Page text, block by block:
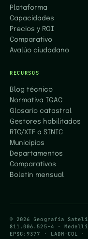
Plataforma
Capacidades
Precios y ROI
Comparativo
Avalúo ciudadano
RECURSOS
Blog técnico
Normativa IGAC
Glosario catastral
Gestores habilitados
RIC/XTF a SINIC
Municipios
Departamentos
Comparativos
Boletín mensual
© 2026 Geografía
811.006.525-4 ·
EPSG:9377 · LADM-COL